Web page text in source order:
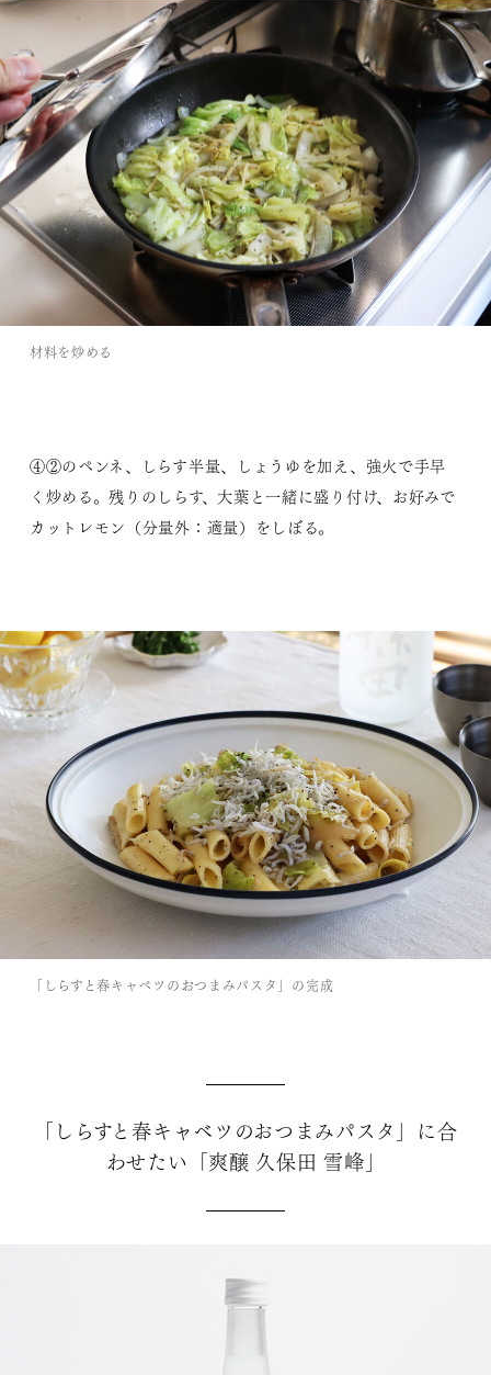
材料を炒める
④②のペンネ、しらす半量、しょうゆを加え、強火で手早
く炒める。残りのしらす、大葉と一緒に盛り付け、お好みで
カットレモン（分量外：適量）をしぼる。
「しらすと春キャベツのおつまみパスタ」の完成
「しらすと春キャベツのおつまみパスタ」に合
わせたい「爽醸 久保田 雪峰」